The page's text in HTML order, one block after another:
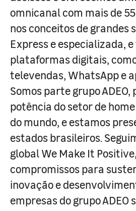
omnicanal com mais de
nos conceitos de grandes
Express e especializada,
plataformas digitais,
televendas, WhatsApp e
Somos parte grupo
potência do setor de
do mundo, e estamos
estados brasileiros.
global We Make It
compromissos para
inovação e
empresas do grupo ADEO